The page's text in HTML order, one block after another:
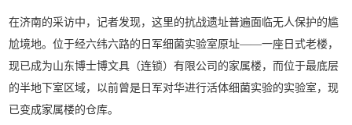
在济南的采访中，记者发现，这里的抗战遗址普遍面临无人保护的尴
尬境地。位于经六纬六路的日军细菌实验室原址——一座日式老楼，
现已成为山东博士博文具（连锁）有限公司的家属楼，而位于最底层
的半地下室区域，以前曾是日军对华进行活体细菌实验的实验室，现
已变成家属楼的仓库。